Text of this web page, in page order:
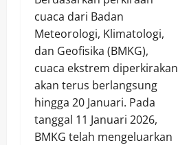
cuaca dari Badan
Meteorologi, Klimatologi,
dan Geofisika (BMKG),
cuaca ekstrem diperkirakan
akan terus berlangsung
hingga 20 Januari. Pada
tanggal 11 Januari 2026,
BMKG telah mengeluarkan